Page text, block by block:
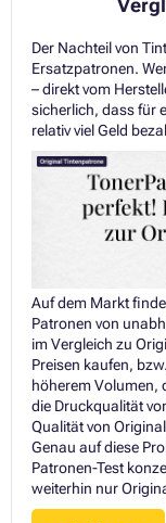
Der Nachteil von
Ersatzpatronen.
– direkt vom
sicherlich, dass für
relativ viel Geld
Auf dem Markt
Patronen von
im Vergleich zu
Preisen kaufen,
höherem Volumen,
die Druckqualität
Qualität von
Genau auf diese
Patronen-Test
weiterhin nur